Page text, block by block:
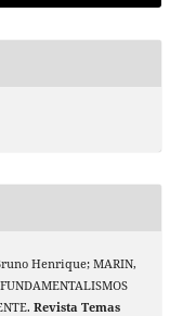
Henrique; MARIN,
Revista Temas